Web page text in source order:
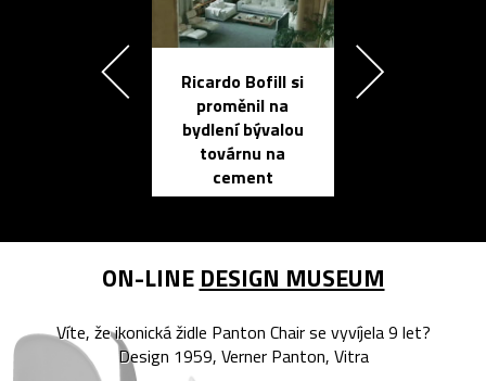
Ricardo Bofill si
proměnil na
bydlení bývalou
továrnu na
cement
ON-LINE DESIGN MUSEUM
Víte, že ikonická židle Panton Chair se vyvíjela 9 let?
Design 1959, Verner Panton, Vitra